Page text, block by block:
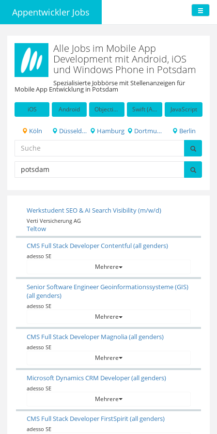
Appentwickler Jobs
Alle Jobs im Mobile App
Development mit Android, iOS
und Windows Phone in Potsdam
Spezialisierte Jobbörse mit Stellenanzeigen für
Mobile App Entwicklung in Potsdam
iOS Android Objective-C Swift (Apple programming language) JavaScript
Köln Düsseldorf Hamburg Dortmund Berlin
Werkstudent SEO & AI Search Visibility (m/w/d)
Verti Versicherung AG
Teltow
CMS Full Stack Developer Contentful (all genders)
adesso SE
Mehrere
Senior Software Engineer Geoinformationssysteme (GIS)
(all genders)
adesso SE
Mehrere
CMS Full Stack Developer Magnolia (all genders)
adesso SE
Mehrere
Microsoft Dynamics CRM Developer (all genders)
adesso SE
Mehrere
CMS Full Stack Developer FirstSpirit (all genders)
adesso SE